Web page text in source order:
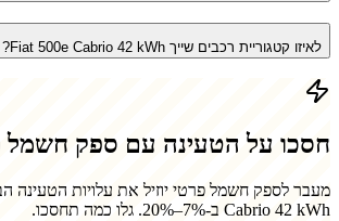
לאיזו קטגוריית רכבים שייך Fiat 500e Cabrio 42 kWh?
חסכו על הטעינה עם ספק חשמל
מעבר לספק חשמל פרטי יוזיל את עלויות הטעינה
Cabrio 42 kWh ב-7%–20%. גלו כמה תחסכו.